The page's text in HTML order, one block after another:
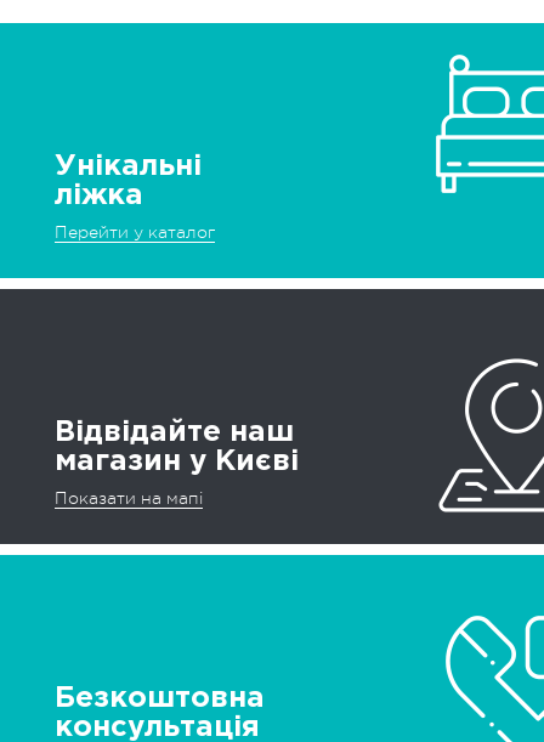
Унікальні
ліжка
Перейти у каталог
Відвідайте наш
магазин у Києві
Показати на мапі
Безкоштовна
консультація